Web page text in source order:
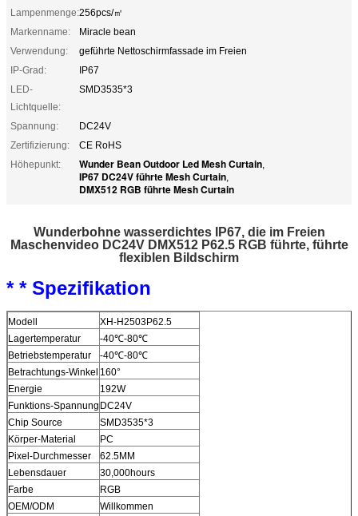
Lampenmenge:256pcs/㎡
Markenname:
Miracle bean
Verwendung:
geführte Nettoschirmfassade im Freien
IP-Grad:
IP67
LED-
Lichtquelle:
SMD3535*3
Spannung:
DC24V
Zertifizierung:
CE RoHS
Höhepunkt:
Wunder Bean Outdoor Led Mesh Curtain,
IP67 DC24V führte Mesh Curtain,
DMX512 RGB führte Mesh Curtain
Wunderbohne wasserdichtes IP67, die im Freien
Maschenvideo DC24V DMX512 P62.5 RGB führte, führte
flexiblen Bildschirm
* * Spezifikation
Modell
XH-H2503P62.5
Lagertemperatur
-40℃-80℃
Betriebstemperatur
-40℃-80℃
Betrachtungs-Winkel 160°
Energie
192W
Funktions-Spannung DC24V
Chip Source
SMD3535*3
Körper-Material
PC
Pixel-Durchmesser
62.5MM
Lebensdauer
30,000hours
Farbe
RGB
OEM/ODM
Willkommen